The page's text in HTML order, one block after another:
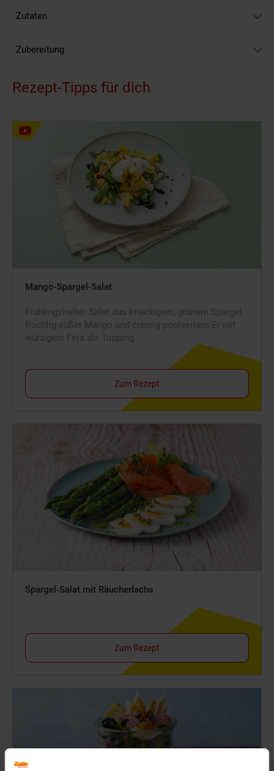
Zutaten
Zubereitung
Rezept-Tipps für dich
Mango-Spargel-Salat
Zum Rezept
Spargel-Salat mit Räucherlachs
Zum Rezept